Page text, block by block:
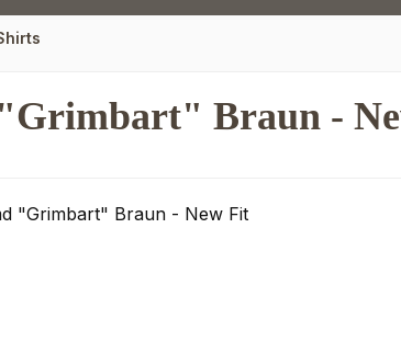
Braun -